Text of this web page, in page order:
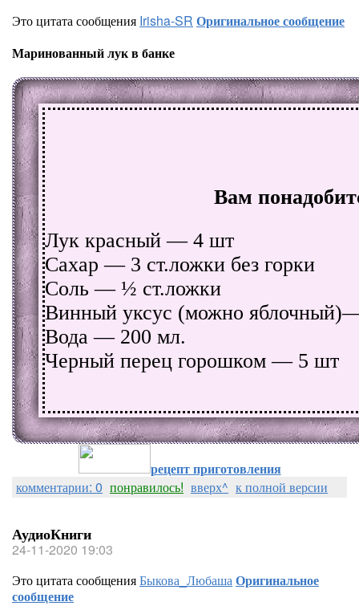
Это цитата сообщения Irisha-SR Оригинальное сообщение
Маринованный лук в банке
Вам
Лук красный — 4 шт
Сахар — 3 ст.ложки без горки
Соль — ½ ст.ложки
Винный уксус (можно
Вода — 200 мл.
Черный перец горошком — 5 шт
рецепт приготовления
комментарии: 0 понравилось! вверх^ к полной версии
АудиоКниги
24-11-2020 19:03
Это цитата сообщенияБыкова_ЛюбашаОригинальное
сообщение